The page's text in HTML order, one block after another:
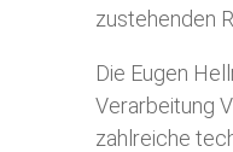
zustehenden
Die Eugen
Verarbeitung
zahlreiche